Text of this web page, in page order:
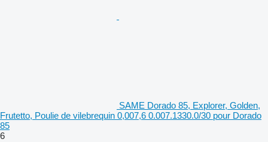
SAME Dorado 85, Explorer, Golden,
Frutetto, Poulie de vilebrequin 0,007,6 0.007.1330.0/30 pour Dorado
85
6